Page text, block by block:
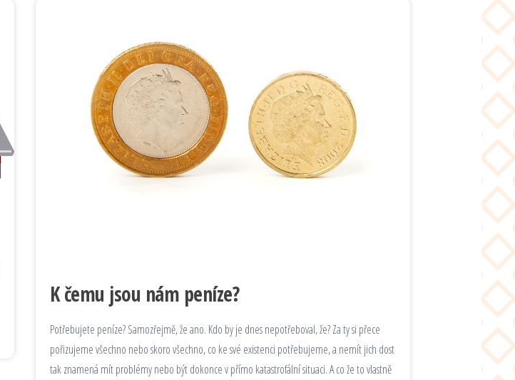
K čemu jsou nám peníze?
Potřebujete peníze? Samozřejmě, že ano. Kdo by je dnes nepotřeboval, že? Za ty si přece
pořizujeme všechno nebo skoro všechno, co ke své existenci potřebujeme, a nemít jich dost
tak znamená mít problémy nebo být dokonce v přímo katastrofální situaci. A co že to vlastně